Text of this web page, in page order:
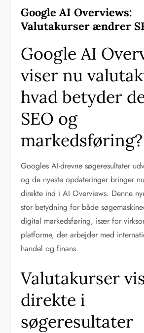
Google AI Overviews:
Valutakurser ændrer
Google AI
viser nu
hvad betyder
SEO og
markedsføring?
Googles AI-drevne søgeresultater
og de nyeste opdateringer bringer
direkte ind i AI Overviews. Denne
stor betydning for både
digital markedsføring, især for
platforme, der arbejder med
handel og finans.
Valutakurser
direkte i
søgeresultater